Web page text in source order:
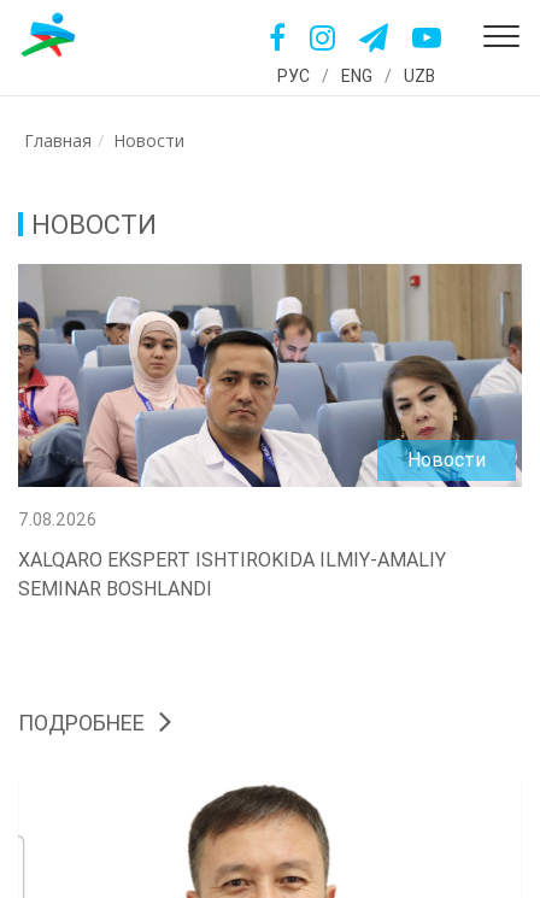
РУС / ENG / UZB
Главная Новости
НОВОСТИ
Новости
7.08.2026
XALQARO EKSPERT ISHTIROKIDA ILMIY-AMALIY
SEMINAR BOSHLANDI
ПОДРОБНЕЕ